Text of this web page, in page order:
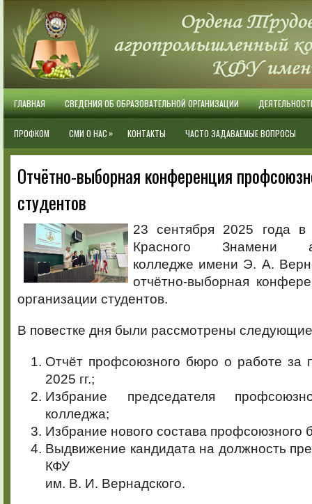
ГЛАВНАЯ СВЕДЕНИЯ ОБ ОБРАЗОВАТЕЛЬНОЙ ОРГАНИЗАЦИИ
ПРОФКОМ СМИ О НАС » КОНТАКТЫ ЧАСТО ЗАДАВАЕМЫЕ ВОПРОСЫ
Отчётно-выборная конференция
студентов
23 сентября 2025 года в
Красного Знамени
колледже имени Э. А.
отчётно-выборная
организации студентов.
В повестке дня были рассмотрены
Отчёт профсоюзного бюро о работе за
2025 гг.;
Избрание председателя
колледжа;
Избрание нового состава профсоюзного
Выдвижение кандидата на должность
КФУ
им. В. И. Вернадского.